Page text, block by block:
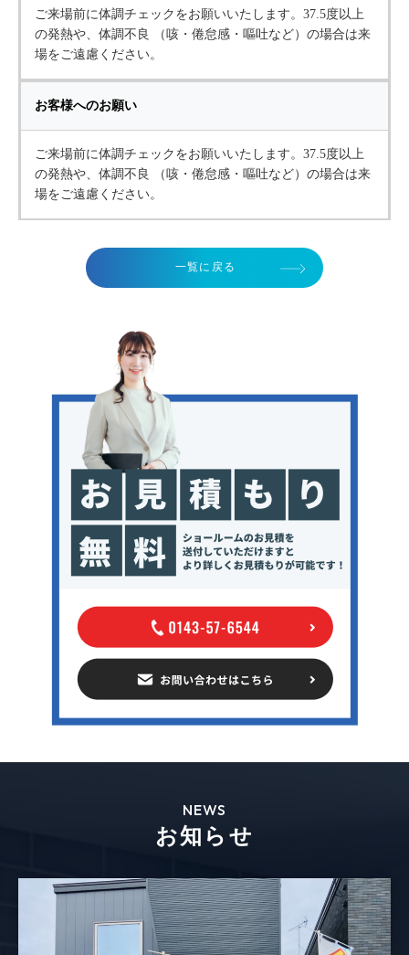
ご来場前に体調チェックをお願いいたします。37.5度以上
の発熱や、体調不良 （咳・倦怠感・嘔吐など）の場合は来
場をご遠慮ください。
お客様へのお願い
ご来場前に体調チェックをお願いいたします。37.5度以上
の発熱や、体調不良 （咳・倦怠感・嘔吐など）の場合は来
場をご遠慮ください。
一覧に戻る
NEWS
お知らせ